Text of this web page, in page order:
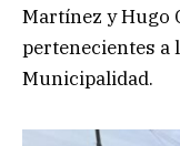
Martínez y Hugo
pertenecientes a
Municipalidad.